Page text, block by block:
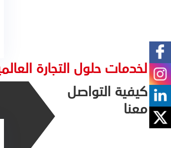
لخدمات حلول التجارة
كيفية التواصل
معنا